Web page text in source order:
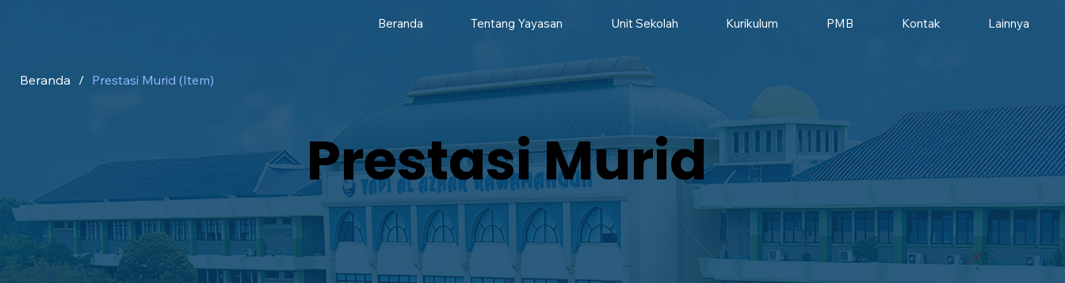
Beranda / Prestasi Murid (Item)
Prestasi Murid
Beranda Tentang Yayasan Unit Sekolah Kurikulum PMB Kontak Lainnya